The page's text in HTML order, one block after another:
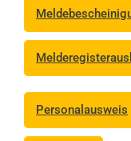
Personalausweis